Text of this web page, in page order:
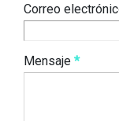
Correo
Mensaje *